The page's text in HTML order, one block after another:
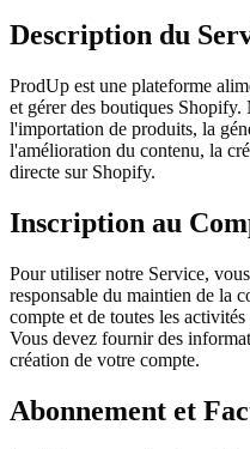
Description du
ProdUp est une plateforme
et gérer des boutiques Shopify.
l'importation de produits, la
l'amélioration du contenu, la
directe sur Shopify.
Inscription au
Pour utiliser notre Service,
responsable du maintien de la
compte et de toutes les
Vous devez fournir des
création de votre compte.
Abonnement et